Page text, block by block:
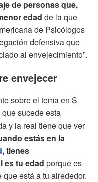
de personas que,
edad de la que
de Psicólogos
defensiva que
al envejecimiento”.
envejecer
sobre el tema en S
sucede esta
y la real tiene que ver
estás en la
, tienes
es tu edad porque es
está a tu alrededor.